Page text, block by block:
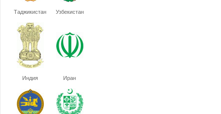
Таджикистан Узбекистан
Индия Иран